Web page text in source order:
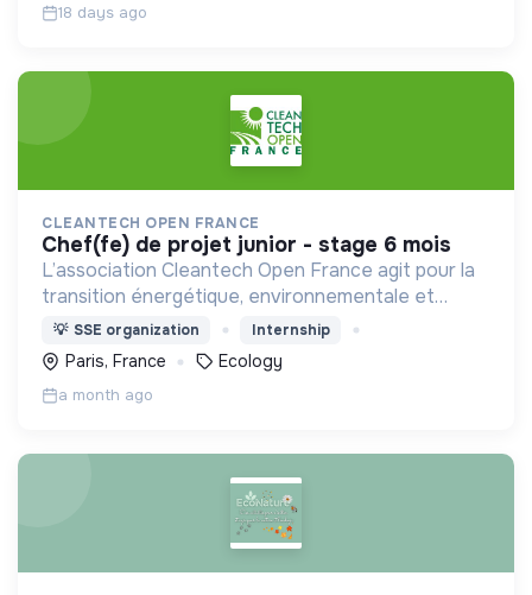
18 days ago
CLEANTECH OPEN FRANCE
chef(fe) de projet junior - stage 6 mois
L’association Cleantech Open France agit pour la
transition énergétique, environnementale et
climatique par le développement des technologies
propres. Ecosystème de 650 entreprises éco-
innovantes.
💡 SSE organization Internship
Paris, France Ecology
a month ago